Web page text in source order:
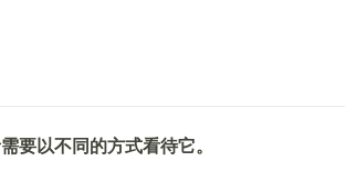
要以不同的方式看待它。